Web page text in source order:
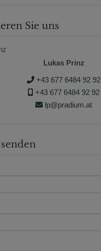
Sie uns
Lukas Prinz
+43 677 6484 92 92
+43 677 6484 92 92
lp@pradium.at